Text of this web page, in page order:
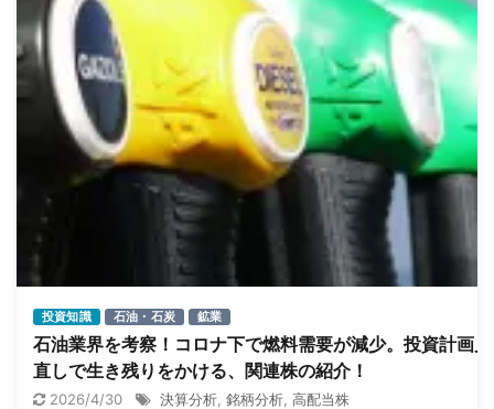
投資知識 石油・石炭 鉱業
石油業界を考察！コロナ下で燃料需要が減少。投資計画見
直しで生き残りをかける、関連株の紹介！
2026/4/30 決算分析 銘柄分析 高配当株